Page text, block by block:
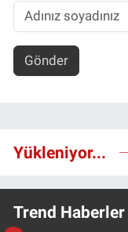
Gönder
Yükleniyor...
Trend Haberler